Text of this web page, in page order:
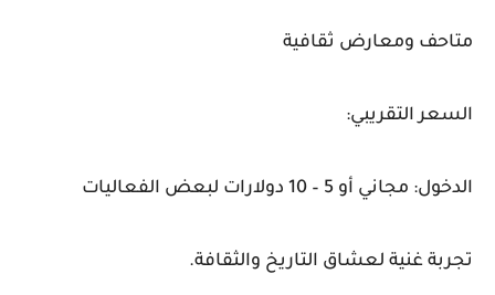
متاحف ومعارض ثقافية
السعر التقريبي:
الدخول: مجاني أو 5 – 10 دولارات لبعض الفعاليات
تجربة غنية لعشاق التاريخ والثقافة.